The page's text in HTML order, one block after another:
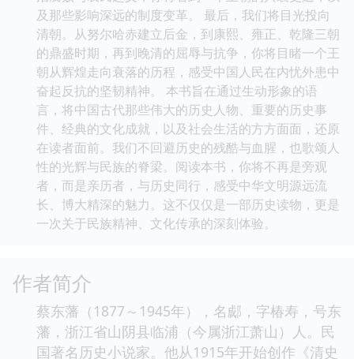
及那些影响深远的制度变革。 最后，我们将目光投向
清朝。从努尔哈赤建立后金，到康熙、雍正、乾隆三朝
的鼎盛时期，再到晚清的屈辱与抗争，你将目睹一个王
朝从辉煌走向衰落的历程，感受中国人民在内忧外患中
奋起反抗的坚韧精神。 本书旨在通过生动形象的语
言，将中国古代那些伟大的历史人物、重要的历史事
件、经典的文化成就，以及社会生活的方方面面，还原
在读者面前。我们不回避历史的残酷与血腥，也歌颂人
性的光辉与民族的脊梁。阅读本书，你将不再是旁观
者，而是亲历者，与历史同行，感受中华文明源远流
长、博大精深的魅力。这不仅仅是一部历史读物，更是
一次关于民族精神、文化传承的深刻体验。
作者简介
蔡东藩（1877～1945年），名郕，字椿寿，号东
藩，浙江省山阴县临浦（今属浙江萧山）人。民
国著名历史小说家。他从1915年开始创作《清史